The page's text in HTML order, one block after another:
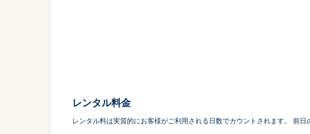
レンタル料金
レンタル料は実質的にお客様がご利用される日数でカウントされます。 前